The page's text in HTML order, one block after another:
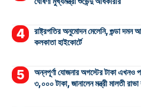
রাষ্ট্রপতির অনুমোদন মেলেনি, গুন্ডা দমন
কলকাতা হাইকোর্টে
অন্নপূর্ণা যোজনার অগস্টের টাকা এখনও
৩,০০০ টাকা, জানালেন মন্ত্রী মালতী রাভা